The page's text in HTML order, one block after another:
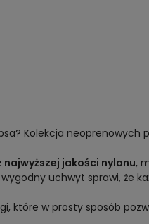
Kolekcja
najwyższej jakości nylonu,
uchwyt sprawi, że
które w prosty sposób